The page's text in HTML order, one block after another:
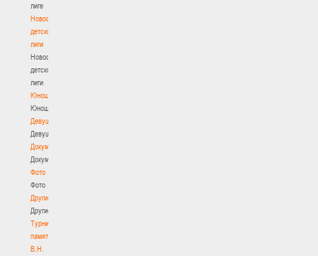
лиге
Новости
детской
лиги
Новости
детской
лиги
Юноши
Юноши
Девушки
Девушки
Документы
Документы
Фото
Фото
Другие
Другие
Турнир
памяти
В.Н.